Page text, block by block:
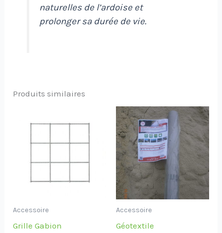
naturelles de l’ardoise et
prolonger sa durée de vie.
Produits similaires
Accessoire
Grille Gabion
Accessoire
Géotextile